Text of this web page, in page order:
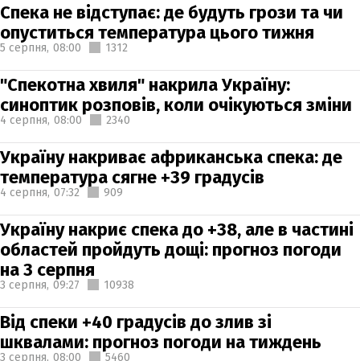
Спека не відступає: де будуть грози та чи
опуститься температура цього тижня
5 серпня, 08:00 1312
"Спекотна хвиля" накрила Україну:
синоптик розповів, коли очікуються зміни
4 серпня, 08:00 2340
Україну накриває африканська спека: де
температура сягне +39 градусів
4 серпня, 07:32 909
Україну накриє спека до +38, але в частині
областей пройдуть дощі: прогноз погоди
на 3 серпня
3 серпня, 09:27 10938
Від спеки +40 градусів до злив зі
шквалами: прогноз погоди на тиждень
3 серпня, 08:00 5460